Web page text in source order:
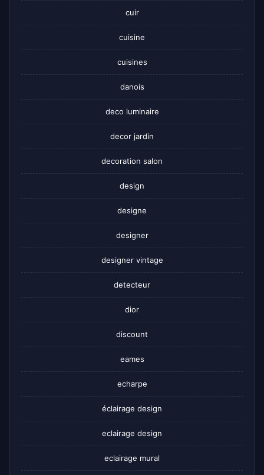
cuir
cuisine
cuisines
danois
deco luminaire
decor jardin
decoration salon
design
designe
designer
designer vintage
detecteur
dior
discount
eames
echarpe
éclairage design
eclairage design
eclairage mural